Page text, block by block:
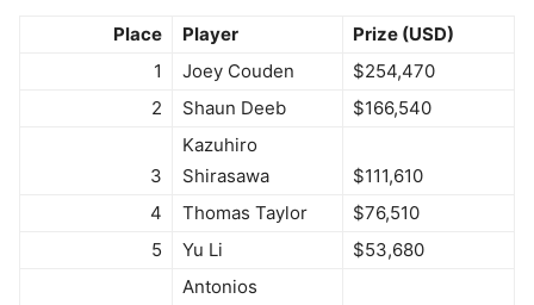
Place Player
Prize (USD)
1
Joey Couden
$254,470
2
Shaun Deeb $166,540
3
Kazuhiro
Shirasawa
$111,610
4
Thomas Taylor
$76,510
5
Yu Li $53,680
Antonios